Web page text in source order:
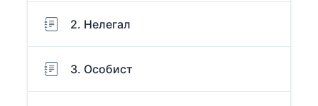
2. Нелегал
3. Особист